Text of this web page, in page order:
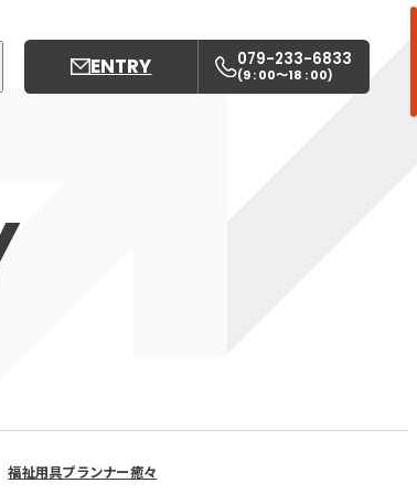
姫路中央保育園
ENTRY 079-233-6833
(9 : 00〜18 : 00)
福祉用具プランナー癒々